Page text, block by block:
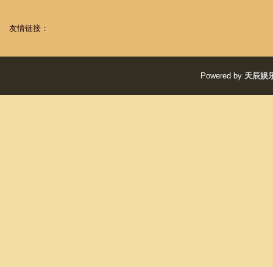
友情链接：
Powered by 天辰娱